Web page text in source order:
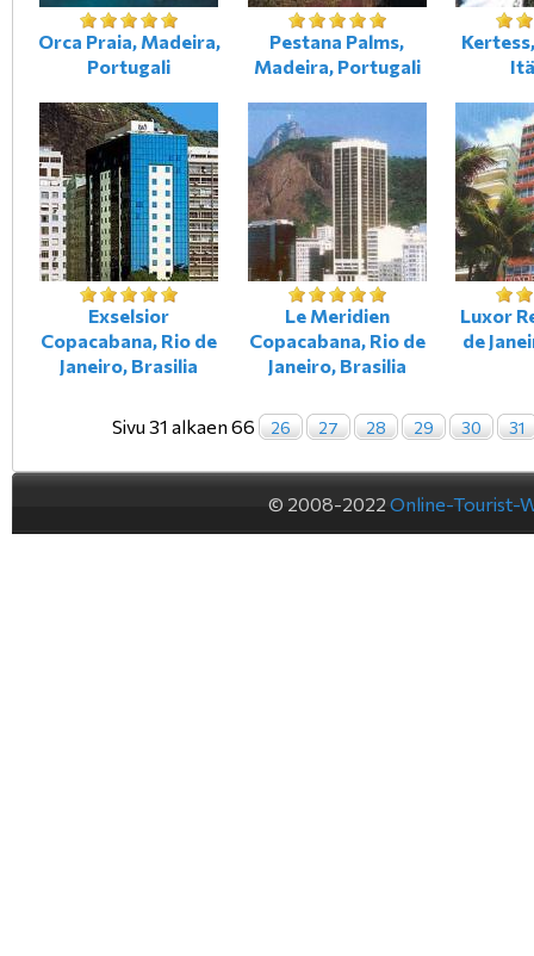
Orca Praia, Madeira,
Portugali
Pestana Palms,
Madeira, Portugali
Exselsior
Copacabana, Rio de
Janeiro, Brasilia
Le Meridien
Copacabana, Rio de
Janeiro, Brasilia
Luxor
de
Sivu 31 alkaen 66 26 27 28 29 30 31
© 2008-2022 Online-Tourist-